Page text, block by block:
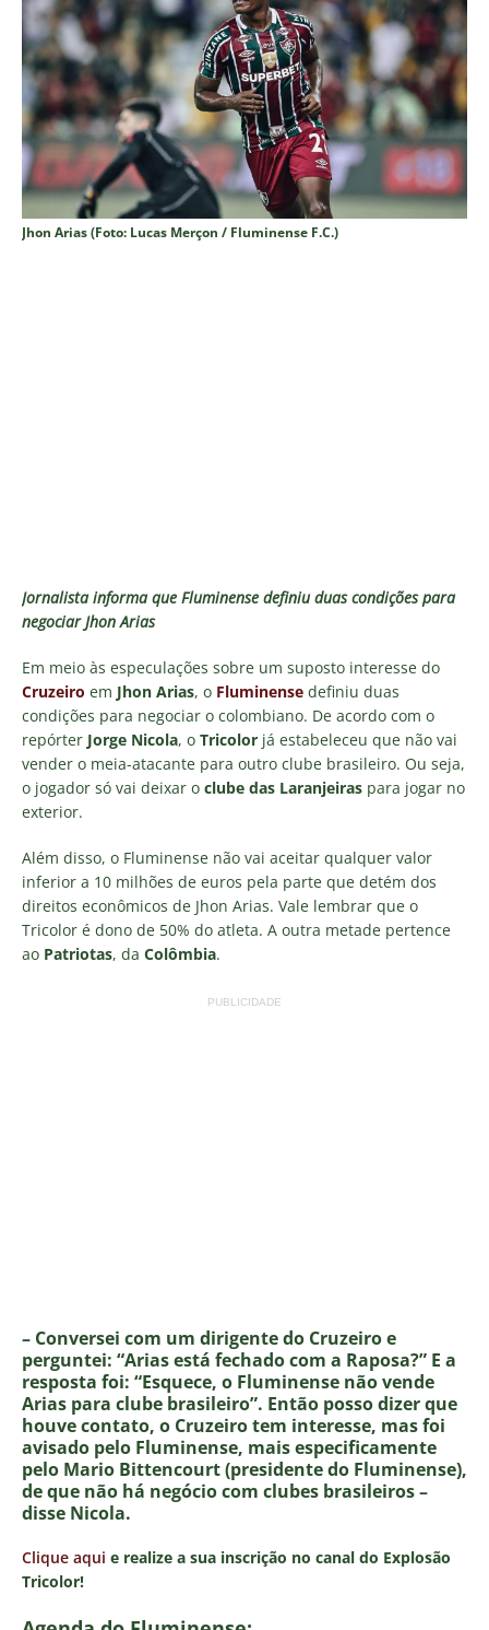
Jhon Arias (Foto: Lucas Merçon / Fluminense F.C.)
Jornalista informa que Fluminense definiu duas condições para
negociar Jhon Arias
Em meio às especulações sobre um suposto interesse do
Cruzeiro em Jhon Arias, o Fluminense definiu duas
condições para negociar o colombiano. De acordo com o
repórter Jorge Nicola, o Tricolor já estabeleceu que não vai
vender o meia-atacante para outro clube brasileiro. Ou seja,
o jogador só vai deixar o clube das Laranjeiras para jogar no
exterior.
Além disso, o Fluminense não vai aceitar qualquer valor
inferior a 10 milhões de euros pela parte que detém dos
direitos econômicos de Jhon Arias. Vale lembrar que o
Tricolor é dono de 50% do atleta. A outra metade pertence
ao Patriotas, da Colômbia.
PUBLICIDADE
– Conversei com um dirigente do Cruzeiro e
perguntei: “Arias está fechado com a Raposa?” E a
resposta foi: “Esquece, o Fluminense não vende
Arias para clube brasileiro”. Então posso dizer que
houve contato, o Cruzeiro tem interesse, mas foi
avisado pelo Fluminense, mais especificamente
pelo Mario Bittencourt (presidente do Fluminense),
de que não há negócio com clubes brasileiros –
disse Nicola.
Clique aqui e realize a sua inscrição no canal do Explosão
Tricolor!